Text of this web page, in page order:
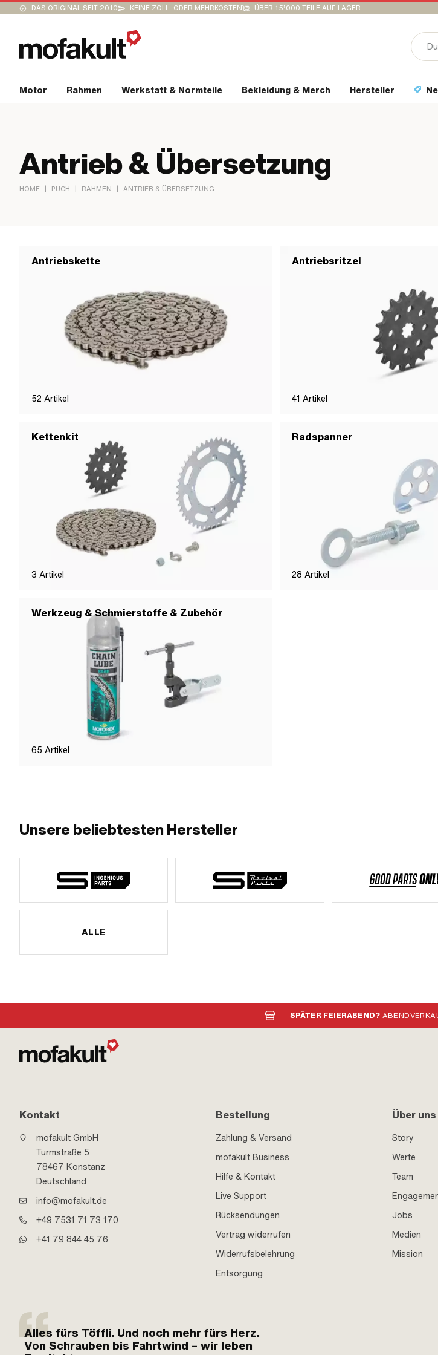
DAS ORIGINAL SEIT 2010 KEINE ZOLL- ODER MEHRKOSTEN ÜBER 15’000 TEILE AUF LAGER
Motor Rahmen Werkstatt & Normteile Bekleidung & Merch Hersteller
Antrieb & Übersetzung
HOME | PUCH | RAHMEN | ANTRIEB & ÜBERSETZUNG
Antriebskette
52 Artikel
Antriebsritzel
41 Artikel
Kettenkit
3 Artikel
Radspanner
28 Artikel
Werkzeug & Schmierstoffe & Zubehör
65 Artikel
Unsere beliebtesten Hersteller
ALLE
SPÄTER FEIERABEND?
Kontakt
mofakult GmbH
Turmstraße 5
78467 Konstanz
Deutschland
info@mofakult.de
+49 7531 71 73 170
+41 79 844 45 76
Bestellung
Zahlung & Versand
mofakult Business
Hilfe & Kontakt
Live Support
Rücksendungen
Vertrag widerrufen
Widerrufsbelehrung
Entsorgung
Über uns
Story
Werte
Team
Jobs
Medien
Mission
Alles fürs Töffli. Und noch mehr fürs Herz.
Von Schrauben bis Fahrtwind – wir leben